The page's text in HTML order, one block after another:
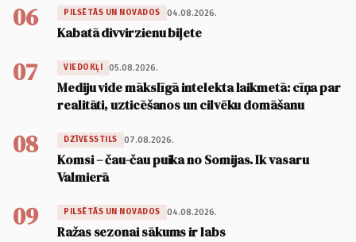
06 PILSĒTĀS UN NOVADOS 04.08.2026.
Kabatā divvirzienu biļete
07 VIEDOKĻI 05.08.2026.
Mediju vide mākslīgā intelekta laikmetā: cīņa par
realitāti, uzticēšanos un cilvēku domāšanu
08 DZĪVESSTILS 07.08.2026.
Komsi – čau-čau puika no Somijas. Ik vasaru
Valmierā
09 PILSĒTĀS UN NOVADOS 04.08.2026.
Ražas sezonai sākums ir labs